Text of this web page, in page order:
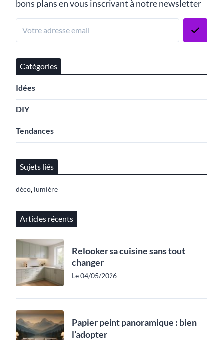
bons plans en vous inscrivant à notre newsletter
Catégories
Idées
DIY
Tendances
Sujets liés
déco, lumière
Articles récents
Relooker sa cuisine sans tout
changer
Le 04/05/2026
Papier peint panoramique : bien
l’adopter